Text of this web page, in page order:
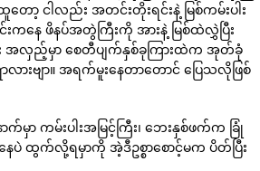
ာ့ ငါလည်း အတင်းတိုးရင်းနဲ့ မြစ်ကမ်းပါး
းကနေ ဖိနပ်အတွဲကြီးကို အားနဲ့ မြစ်ထဲလွှဲပြီး
အလှည့်မှာ စေတီပျက်နှစ်ခုကြားထဲက အုတ်ခုံ
လားဗျာ။ အရက်မူးနေတာတောင် ပြေသလိုဖြစ်
ာ ကမ်းပါးအမြင့်ကြီး၊ ဘေးနှစ်ဖက်က ခြုံ
က်လို့ရမှာကို အဲ့ဒီဥစ္စာစောင့်မက ပိတ်ပြီး